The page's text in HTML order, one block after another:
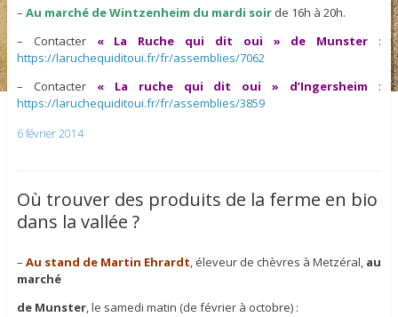
– Au marché de Wintzenheim du mardi soirde 16h à 20h.
– Contacter « La Ruche qui dit oui » de Munster :
https://laruchequiditoui.fr/fr/assemblies/7062
– Contacter « La ruche qui dit oui » d’Ingersheim :
https://laruchequiditoui.fr/fr/assemblies/3859
6 février 2014
Où trouver des produits de la ferme en bio
dans la vallée ?
– Au stand de Martin Ehrardt, éleveur de chèvres à Metzéral, au
marché
de Munster, le samedi matin (de février à octobre) :